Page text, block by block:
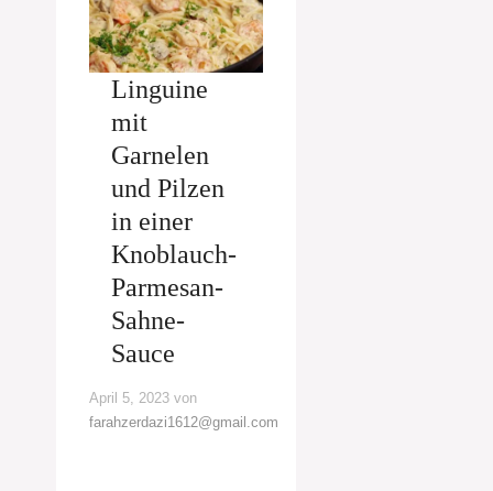
Linguine
mit
Garnelen
und Pilzen
in einer
Knoblauch-
Parmesan-
Sahne-
Sauce
April 5, 2023 von
farahzerdazi1612@gmail.com